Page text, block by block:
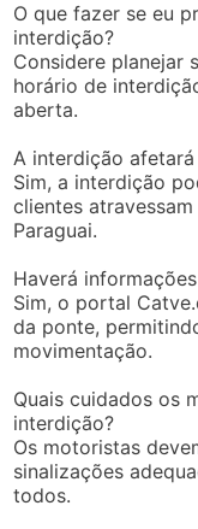
O que fazer se eu
interdição?
Considere planejar
horário de
aberta.
A interdição
Sim, a interdição
clientes
Paraguai.
Haverá
Sim, o portal
da ponte,
movimentação.
Quais cuidados os
interdição?
Os motoristas
sinalizações
todos.